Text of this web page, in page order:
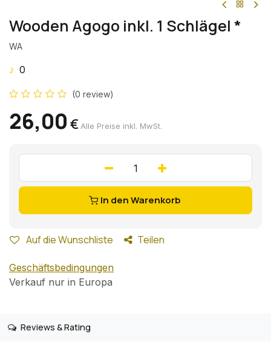
Wooden Agogo inkl. 1 Schlägel *
WA
♪ 0
(0 review)
26,00 € Alle Preise inkl. MwSt.
In den Warenkorb
Auf die Wunschliste Teilen
Geschäftsbedingungen
Verkauf nur in Europa
Reviews & Rating